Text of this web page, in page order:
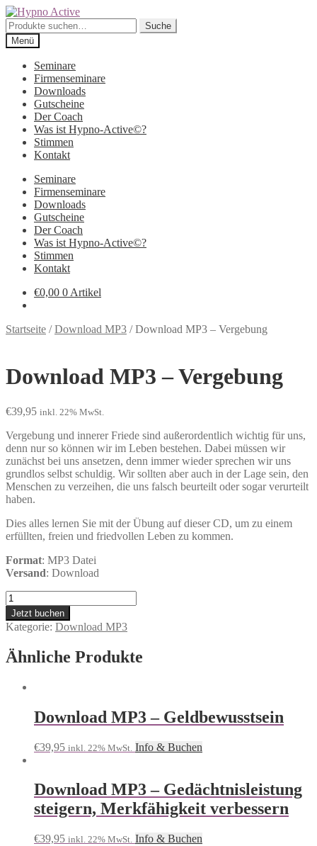
Zur
Navigation
springen
Zum
Inhalt
springen
Suche
nach:
Suche
Menü
Seminare
Firmenseminare
Downloads
Gutscheine
Der Coach
Was ist Hypno-Active©?
Stimmen
Kontakt
Seminare
Firmenseminare
Downloads
Gutscheine
Der Coach
Was ist Hypno-Active©?
Stimmen
Kontakt
€0,00 0 Artikel
Startseite /Download MP3 /Download MP3 – Vergebung
Download MP3 – Vergebung
€39,95 inkl. 22% MwSt.
Vergebung und innerer Friede sind außerordentlich wichtig für uns,
denn nur so können wir im Leben bestehen. Dabei müssen wir
zunächst bei uns ansetzen, denn immer wieder sprechen wir uns
grundlos selbst schuldig. Wir sollten aber auch in der Lage sein, den
Menschen zu verzeihen, die uns falsch beurteilt oder sogar verurteilt
haben.
Dies alles lernen Sie mit der Übung auf dieser CD, um zu einem
erfüllten, freien und friedvollen Leben zu kommen.
Format: MP3 Datei
Versand: Download
Download
MP3
-
Vergebung
Menge
Jetzt buchen
Kategorie: Download MP3
Ähnliche Produkte
Download MP3 – Geldbewusstsein
€39,95 inkl. 22% MwSt. Info & Buchen
Download MP3 – Gedächtnisleistung
steigern, Merkfähigkeit verbessern
€39,95 inkl. 22% MwSt. Info & Buchen